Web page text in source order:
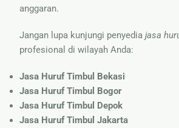
anggaran.
Jangan lupa kunjungi penyediajasa
profesional di wilayah Anda:
Jasa Huruf Timbul Bekasi
Jasa Huruf Timbul Bogor
Jasa Huruf Timbul Depok
Jasa Huruf Timbul Jakarta